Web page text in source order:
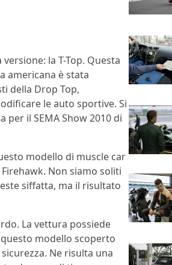
la T-Top. Questa
americana è stata
della Drop Top,
le auto sportive. Si
per il SEMA Show 2010 di
modello di muscle car
Non siamo soliti
siffatta, ma il risultato
La vettura possiede
modello scoperto
Ne risulta una